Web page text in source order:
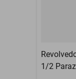
1/2